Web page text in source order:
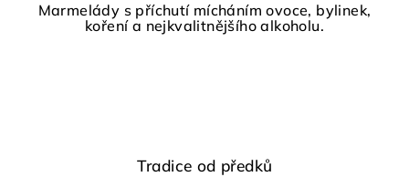
Marmelády s příchutí mícháním ovoce, bylinek,
koření a nejkvalitnějšího alkoholu.
Tradice od předků